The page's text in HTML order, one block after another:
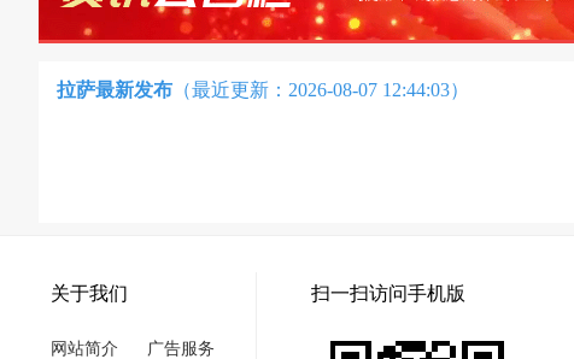
拉萨最新发布 （最近更新：2026-08-07 12:44:03）
关于我们
网站简介
广告服务
扫一扫访问手机版